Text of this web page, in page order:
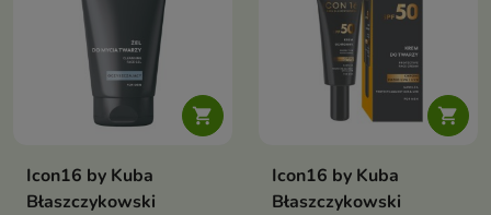

Icon16 by Kuba
Błaszczykowski

Icon16 by Kuba
Błaszczykowski